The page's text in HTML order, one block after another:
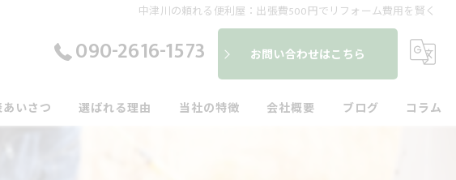
中津川の頼れる便利屋：出張費500円でリフォーム費用を賢く
090-2616-1573 お問い合わせはこちら
いさつ 選ばれる理由 当社の特徴 会社概要 ブログ コラム